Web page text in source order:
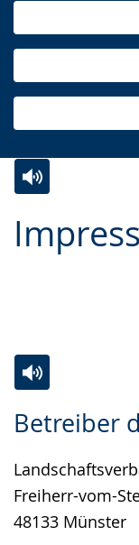
Leichten
Sprache
Audio-
Unterstützung.
Video
angezeigt.
Betreiber
Freiherr-vom-
48133 Münster
Leichten
wechseln.
Audio-
Video
Deutscher
wird